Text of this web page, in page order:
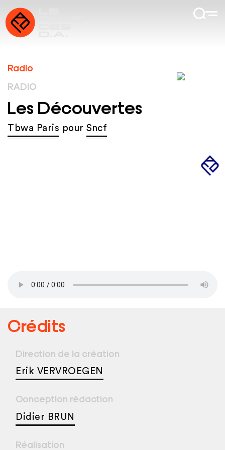
Radio
RADIO
Les Découvertes
Tbwa Paris pour Sncf
Crédits
Direction de la création
Erik VERVROEGEN
Conception rédaction
Didier BRUN
Réalisation